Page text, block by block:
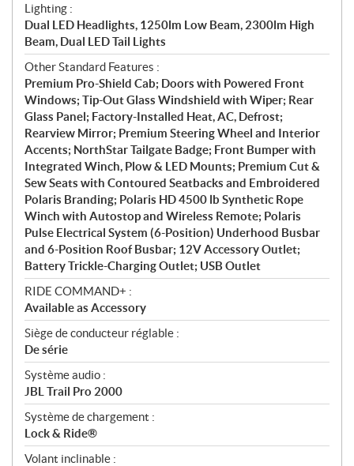
Lighting :
Dual LED Headlights, 1250lm Low Beam, 2300lm High
Beam, Dual LED Tail Lights
Other Standard Features :
Premium Pro-Shield Cab; Doors with Powered Front
Windows; Tip-Out Glass Windshield with Wiper; Rear
Glass Panel; Factory-Installed Heat, AC, Defrost;
Rearview Mirror; Premium Steering Wheel and Interior
Accents; NorthStar Tailgate Badge; Front Bumper with
Integrated Winch, Plow & LED Mounts; Premium Cut &
Sew Seats with Contoured Seatbacks and Embroidered
Polaris Branding; Polaris HD 4500 lb Synthetic Rope
Winch with Autostop and Wireless Remote; Polaris
Pulse Electrical System (6-Position) Underhood Busbar
and 6-Position Roof Busbar; 12V Accessory Outlet;
Battery Trickle-Charging Outlet; USB Outlet
RIDE COMMAND+ :
Available as Accessory
Siège de conducteur réglable :
De série
Système audio :
JBL Trail Pro 2000
Système de chargement :
Lock & Ride®
Volant inclinable :